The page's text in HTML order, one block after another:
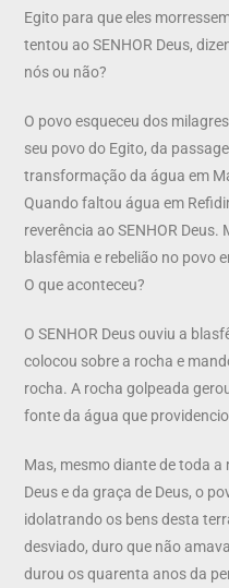
Egito para que eles
tentou ao SENHOR Deus,
nós ou não?
O povo esqueceu dos
seu povo do Egito, da
transformação da água em
Quando faltou água em
reverência ao SENHOR
blasfêmia e rebelião no povo
O que aconteceu?
O SENHOR Deus ouviu a
colocou sobre a rocha e
rocha. A rocha golpeada
fonte da água que
Mas, mesmo diante de toda
Deus e da graça de Deus, o
idolatrando os bens desta
desviado, duro que não
durou os quarenta anos da